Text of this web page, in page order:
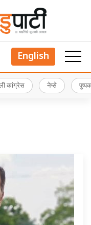
English
कांग्रेस नेप्से